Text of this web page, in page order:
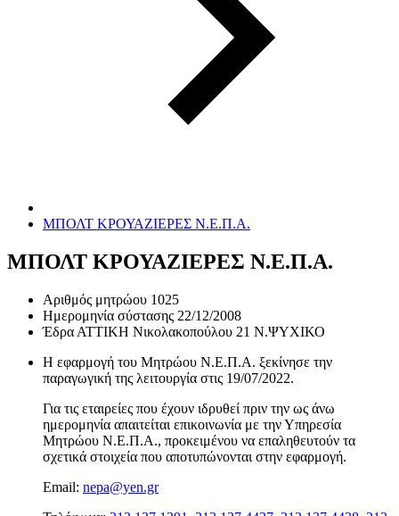
ΜΠΟΛΤ ΚΡΟΥΑΖΙΕΡΕΣ Ν.Ε.Π.Α.
ΜΠΟΛΤ ΚΡΟΥΑΖΙΕΡΕΣ Ν.Ε.Π.Α.
Αριθμός μητρώου 1025
Ημερομηνία σύστασης 22/12/2008
Έδρα ΑΤΤΙΚΗ Νικολακοπούλου 21 Ν.ΨΥΧΙΚΟ
Η εφαρμογή του Μητρώου Ν.Ε.Π.Α. ξεκίνησε την
παραγωγική της λειτουργία στις 19/07/2022.
Για τις εταιρείες που έχουν ιδρυθεί πριν την ως άνω
ημερομηνία απαιτείται επικοινωνία με την Υπηρεσία
Μητρώου Ν.Ε.Π.Α., προκειμένου να επαληθευτούν τα
σχετικά στοιχεία που αποτυπώνονται στην εφαρμογή.
Email: nepa@yen.gr